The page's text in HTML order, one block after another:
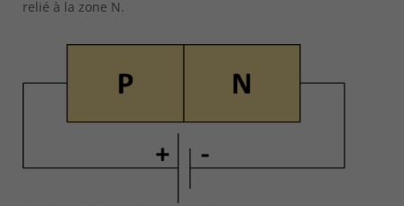
relié à la zone N.